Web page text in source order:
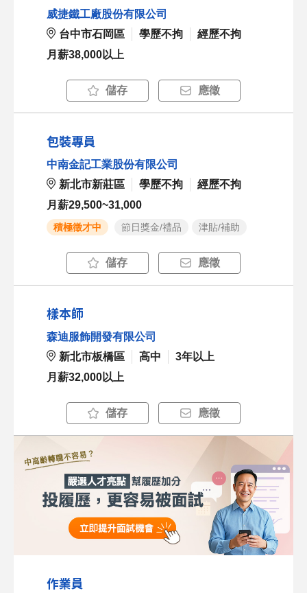
威捷鐵工廠股份有限公司
台中市石岡區
學歷不拘
經歷不拘
月薪38,000以上
儲存 應徵
包裝專員
中南金記工業股份有限公司
新北市新莊區
學歷不拘
經歷不拘
月薪29,500~31,000
積極徵才中 節日獎金/禮品 津貼/補助
儲存 應徵
樣本師
森迪服飾開發有限公司
新北市板橋區
高中
3年以上
月薪32,000以上
儲存 應徵
作業員